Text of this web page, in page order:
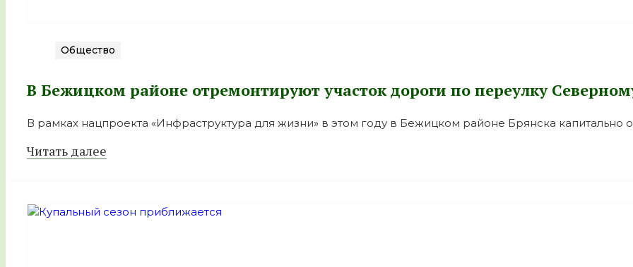
Общество
В Бежицком районе отремонтируют участок дороги по переулку
В рамках нацпроекта «Инфраструктура для жизни» в этом году в Бежицком районе Брянска
Читать далее